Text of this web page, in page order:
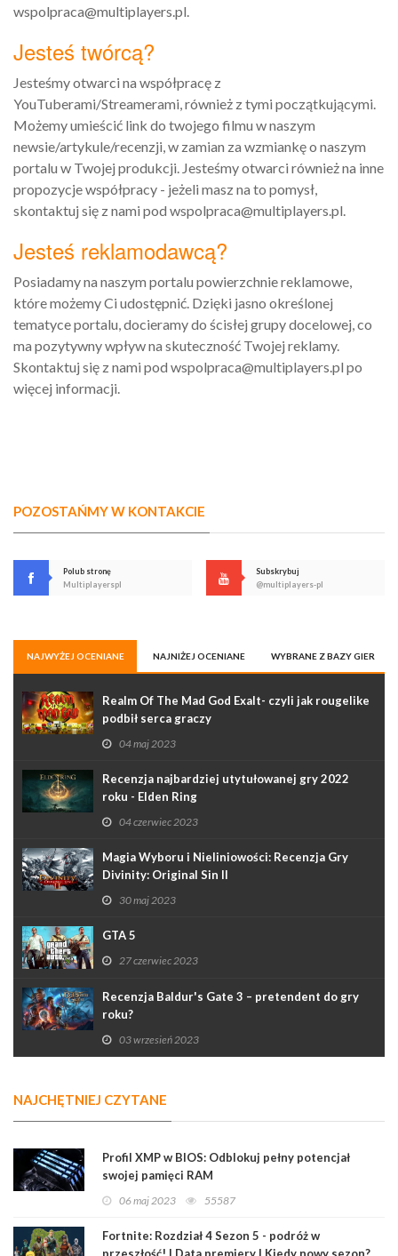
wspolpraca@multiplayers.pl.
Jesteś twórcą?
Jesteśmy otwarci na współpracę z
YouTuberami/Streamerami, również z tymi początkującymi.
Możemy umieścić link do twojego filmu w naszym
newsie/artykule/recenzji, w zamian za wzmiankę o naszym
portalu w Twojej produkcji. Jesteśmy otwarci również na inne
propozycje współpracy - jeżeli masz na to pomysł,
skontaktuj się z nami pod wspolpraca@multiplayers.pl.
Jesteś reklamodawcą?
Posiadamy na naszym portalu powierzchnie reklamowe,
które możemy Ci udostępnić. Dzięki jasno określonej
tematyce portalu, docieramy do ścisłej grupy docelowej, co
ma pozytywny wpływ na skuteczność Twojej reklamy.
Skontaktuj się z nami pod wspolpraca@multiplayers.pl po
więcej informacji.
POZOSTAŃMY W KONTAKCIE
Polub stronę
Multiplayerspl
Subskrybuj
@multiplayers-pl
NAJWYŻEJ OCENIANE NAJNIŻEJ OCENIANE WYBRANE Z BAZY GIER
Realm Of The Mad God Exalt- czyli jak rougelike
podbił serca graczy
04 maj 2023
Recenzja najbardziej utytułowanej gry 2022
roku - Elden Ring
04 czerwiec 2023
Magia Wyboru i Nieliniowości: Recenzja Gry
Divinity: Original Sin II
30 maj 2023
GTA 5
27 czerwiec 2023
Recenzja Baldur's Gate 3 – pretendent do gry
roku?
03 wrzesień 2023
NAJCHĘTNIEJ CZYTANE
Profil XMP w BIOS: Odblokuj pełny potencjał
swojej pamięci RAM
06 maj 2023 55587
Fortnite: Rozdział 4 Sezon 5 - podróż w